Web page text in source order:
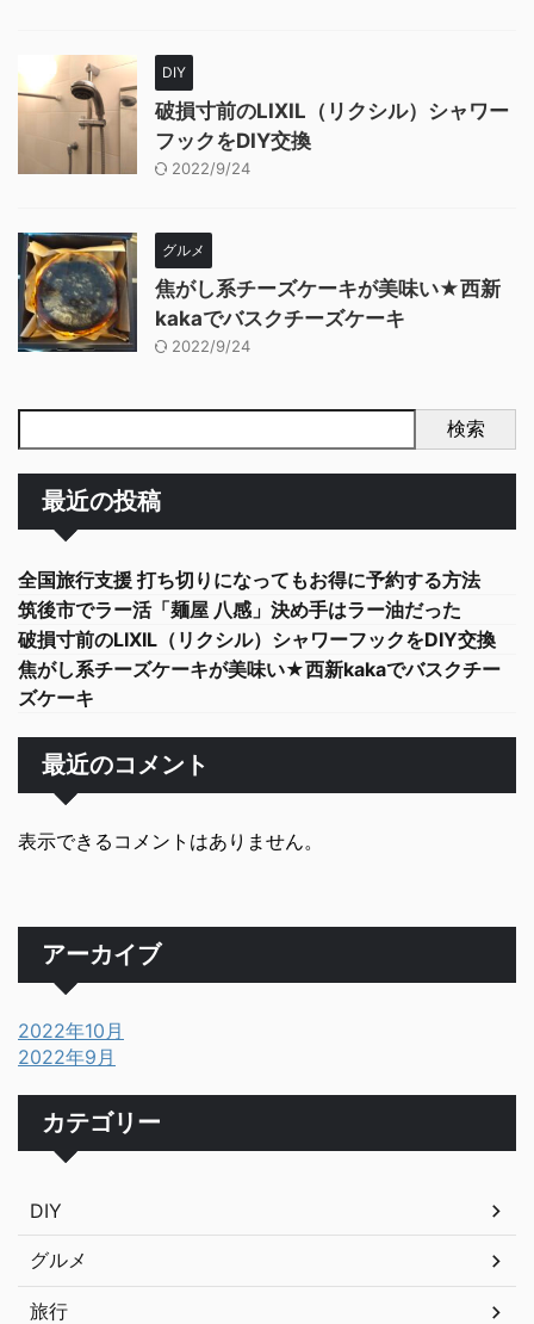
DIY
破損寸前のLIXIL（リクシル）シャワー
フックをDIY交換
2022/9/24
グルメ
焦がし系チーズケーキが美味い★西新
kakaでバスクチーズケーキ
2022/9/24
検索
最近の投稿
全国旅行支援 打ち切りになってもお得に予約する方法
筑後市でラー活「麺屋 八感」決め手はラー油だった
破損寸前のLIXIL（リクシル）シャワーフックをDIY交換
焦がし系チーズケーキが美味い★西新kakaでバスクチー
ズケーキ
最近のコメント
表示できるコメントはありません。
アーカイブ
2022年10月
2022年9月
カテゴリー
DIY
グルメ
旅行